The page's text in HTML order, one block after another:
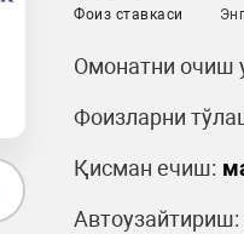
Фоиз ставкаси
Омонатни очиш
Фоизларни
Қисман ечиш:
Автоузайтириш: